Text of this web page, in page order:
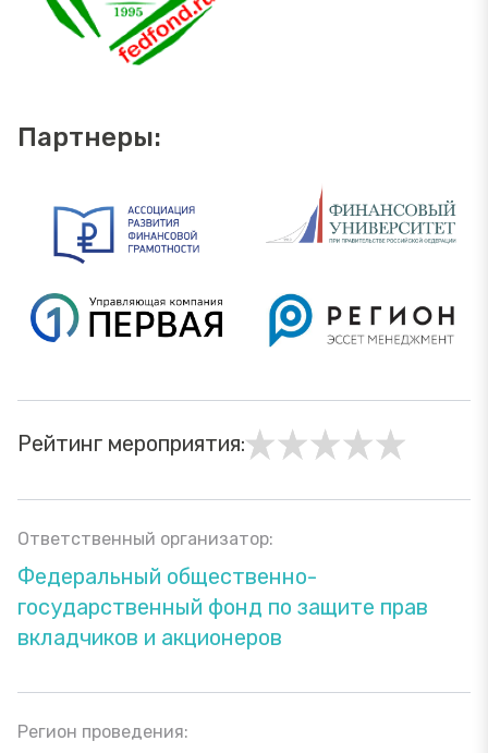
Партнеры:
Рейтинг мероприятия:
Ответственный организатор:
Федеральный общественно-
государственный фонд по защите прав
вкладчиков и акционеров
Регион проведения: